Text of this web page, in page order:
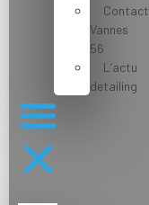
Contact
Vannes
56
L’actu
detailing